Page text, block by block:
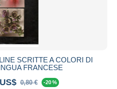
SCRITTE A COLORI DI
FRANCESE
0,80 € -20 %